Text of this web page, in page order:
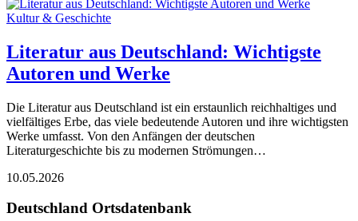
Kultur & Geschichte
Literatur aus Deutschland: Wichtigste
Autoren und Werke
Die Literatur aus Deutschland ist ein erstaunlich reichhaltiges und
vielfältiges Erbe, das viele bedeutende Autoren und ihre wichtigsten
Werke umfasst. Von den Anfängen der deutschen
Literaturgeschichte bis zu modernen Strömungen…
10.05.2026
Deutschland Ortsdatenbank